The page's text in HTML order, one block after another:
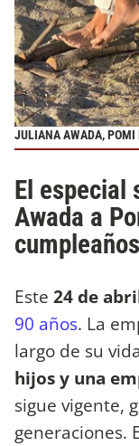
JULIANA AWADA, POMI
El especial
Awada a
cumpleaños
Este 24 de
90 años. La
largo de su
hijos y una
sigue vigente,
generaciones.